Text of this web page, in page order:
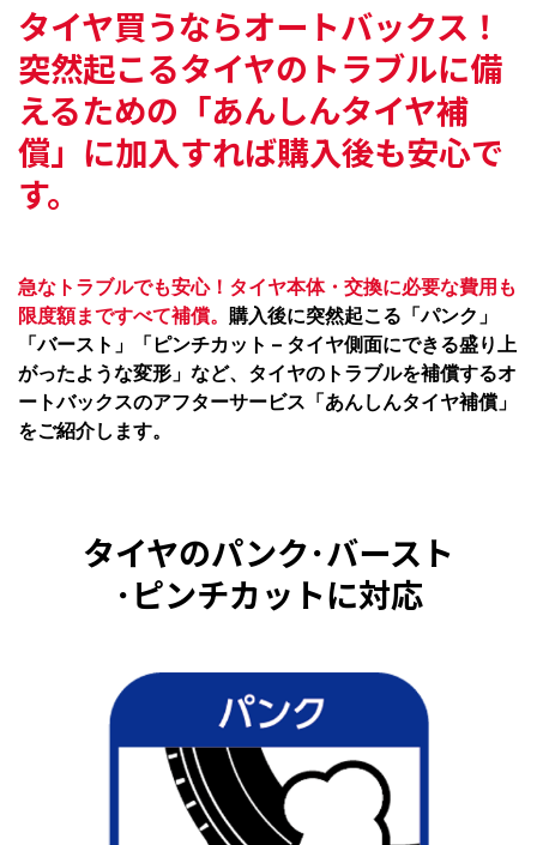
タイヤ買うならオートバックス！
突然起こるタイヤのトラブルに備
えるための 「あんしんタイヤ補
償」に加入すれば購入後も安心で
す。
急なトラブルでも安心！タイヤ本体・交換に必要な費用も
限度額まですべて補償。 購入後に突然起こる「パンク」
「バースト」「ピンチカット – タイヤ側面にできる盛り上
がったような変形」など、タイヤのトラブルを補償するオ
ートバックスのアフターサービス「あんしんタイヤ補償」
をご紹介します。
タイヤのパンク･バースト
･ピンチカットに対応